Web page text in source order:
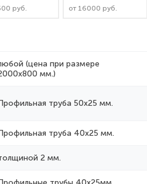
руб. от 16000 руб.
(цена при размере
мм.)
труба 50х25 мм.
труба 40х25 мм.
2 мм.